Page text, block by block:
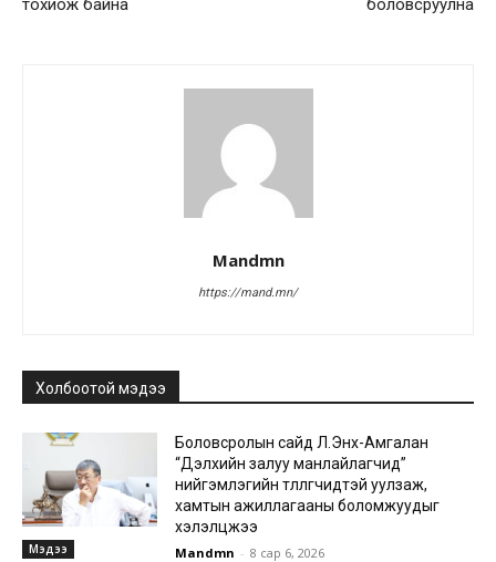
Mandmn
https://mand.mn/
Холбоотой мэдээ
Мэдээ
Боловсролын сайд Л.Энх-Амгалан
“Дэлхийн залуу манлайлагчид”
нийгэмлэгийн төлөөлөгчидтэй уулзаж,
хамтын ажиллагааны боломжуудыг
хэлэлцжээ
Mandmn - 8 сар 6, 2026